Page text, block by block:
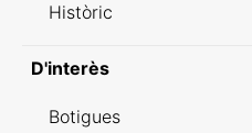
Històric
D'interès
Botigues